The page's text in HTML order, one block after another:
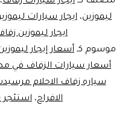
ليموزين، ايجار سيارات
ايجار ليموزين
موسوم كـ أسعار إيجار
أسعار سيارات الزفاف في مصر
سياره زفاف الاحلام
الافراح، استئجر